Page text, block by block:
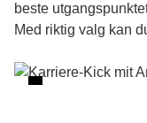
beste
Med riktig valg kan